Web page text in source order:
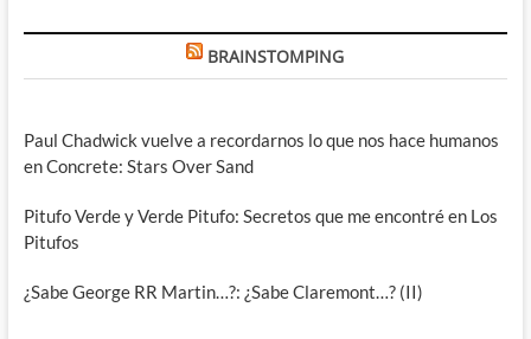
BRAINSTOMPING
Paul Chadwick vuelve a recordarnos lo que nos hace humanos
en Concrete: Stars Over Sand
Pitufo Verde y Verde Pitufo: Secretos que me encontré en Los
Pitufos
¿Sabe George RR Martin…?: ¿Sabe Claremont…? (II)